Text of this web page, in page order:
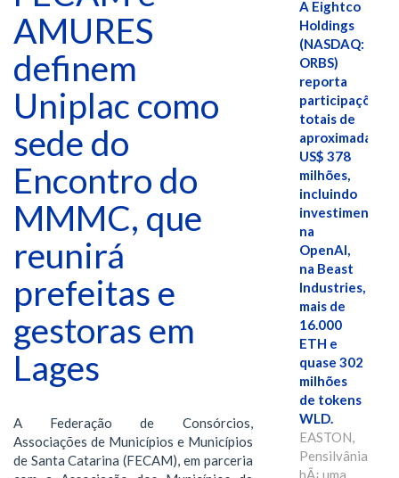
AMURES
definem
Uniplac como
sede do
Encontro do
MMMC, que
reunirá
prefeitas e
gestoras em
Lages
A Federação de Consórcios,
Associações de Municípios e Municípios
de Santa Catarina (FECAM), em parceria
A Eightco
Holdings
(NASDAQ:
ORBS)
reporta
participações
totais de
US$ 378
milhões,
incluindo
investimentos
na
OpenAI,
na Beast
Industries,
mais de
16.000
ETH e
quase 302
milhões
de tokens
WLD.
EASTON,
Pensilvânia,
hÃ¡ uma